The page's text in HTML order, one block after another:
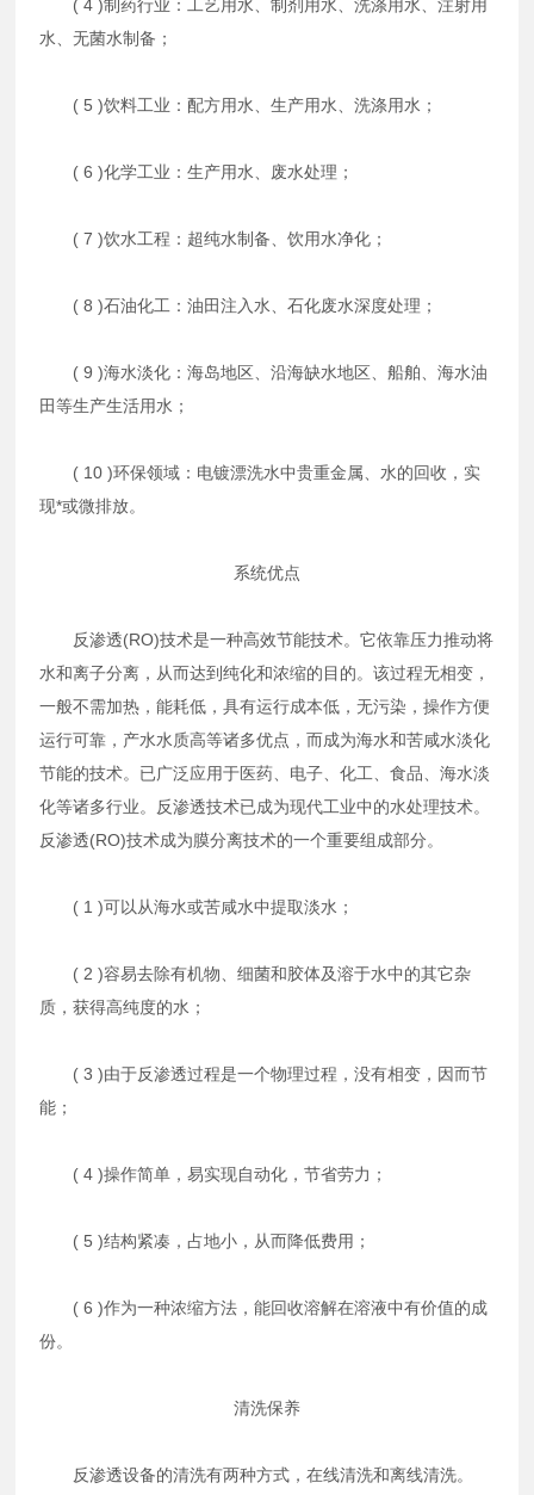
( 4 )制药行业：工艺用水、制剂用水、洗涤用水、注射用
水、无菌水制备；
( 5 )饮料工业：配方用水、生产用水、洗涤用水；
( 6 )化学工业：生产用水、废水处理；
( 7 )饮水工程：超纯水制备、饮用水净化；
( 8 )石油化工：油田注入水、石化废水深度处理；
( 9 )海水淡化：海岛地区、沿海缺水地区、船舶、海水油
田等生产生活用水；
( 10 )环保领域：电镀漂洗水中贵重金属、水的回收，实
现*或微排放。
系统优点
反渗透(RO)技术是一种高效节能技术。它依靠压力推动将
水和离子分离，从而达到纯化和浓缩的目的。该过程无相变，
一般不需加热，能耗低，具有运行成本低，无污染，操作方便
运行可靠，产水水质高等诸多优点，而成为海水和苦咸水淡化
节能的技术。已广泛应用于医药、电子、化工、食品、海水淡
化等诸多行业。反渗透技术已成为现代工业中的水处理技术。
反渗透(RO)技术成为膜分离技术的一个重要组成部分。
( 1 )可以从海水或苦咸水中提取淡水；
( 2 )容易去除有机物、细菌和胶体及溶于水中的其它杂
质，获得高纯度的水；
( 3 )由于反渗透过程是一个物理过程，没有相变，因而节
能；
( 4 )操作简单，易实现自动化，节省劳力；
( 5 )结构紧凑，占地小，从而降低费用；
( 6 )作为一种浓缩方法，能回收溶解在溶液中有价值的成
份。
清洗保养
反渗透设备的清洗有两种方式，在线清洗和离线清洗。